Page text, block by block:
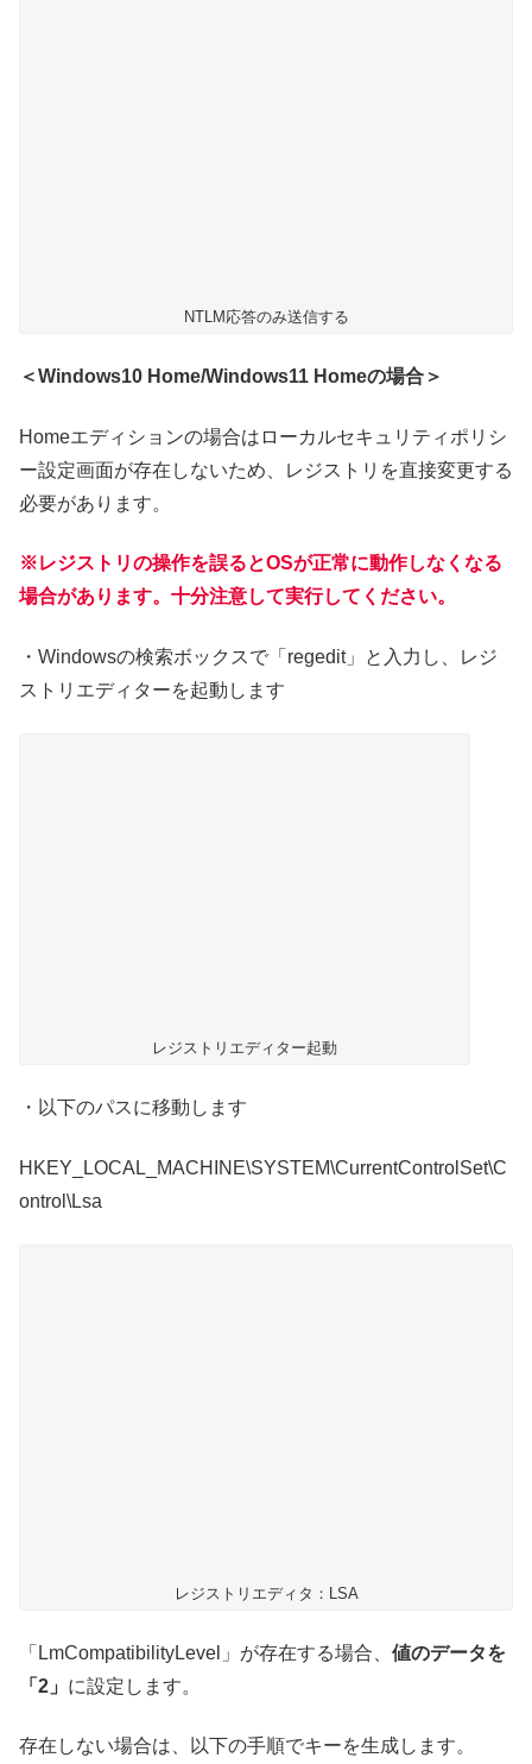
NTLM応答のみ送信する
＜Windows10 Home/Windows11 Homeの場合＞
Homeエディションの場合はローカルセキュリティポリシ
ー設定画面が存在しないため、レジストリを直接変更する
必要があります。
※レジストリの操作を誤るとOSが正常に動作しなくなる
場合があります。十分注意して実行してください。
・Windowsの検索ボックスで「regedit」と入力し、レジ
ストリエディターを起動します
レジストリエディター起動
・以下のパスに移動します
HKEY_LOCAL_MACHINE\SYSTEM\CurrentControlSet\C
ontrol\Lsa
レジストリエディタ：LSA
「LmCompatibilityLevel」が存在する場合、 値のデータを
「2」 に設定します。
存在しない場合は、以下の手順でキーを生成します。